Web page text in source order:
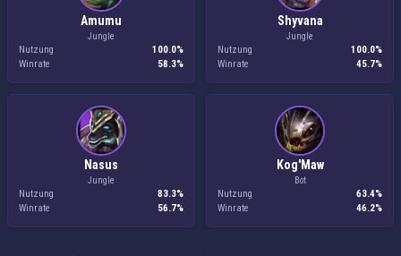
Amumu
Jungle
Nutzung
100.0%
Winrate
58.3%
Shyvana
Jungle
Nutzung
100.0%
Winrate
45.7%
Nasus
Jungle
Nutzung
83.3%
Winrate
56.7%
Kog'Maw
Bot
Nutzung
63.4%
Winrate
46.2%